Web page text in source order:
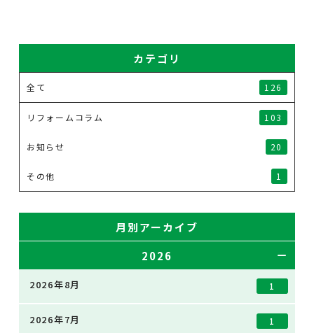
カテゴリ
全て 126
リフォームコラム 103
お知らせ 20
その他 1
月別アーカイブ
2026
2026年8月 1
2026年7月 1